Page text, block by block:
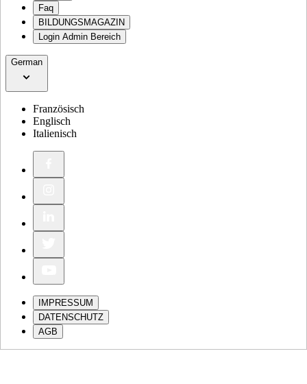
Faq
BILDUNGSMAGAZIN
Login Admin Bereich
German
Französisch
Englisch
Italienisch
IMPRESSUM
DATENSCHUTZ
AGB